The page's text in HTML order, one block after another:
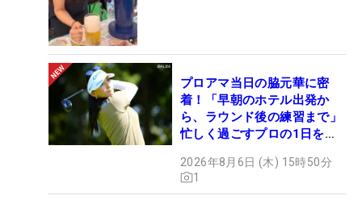
プロアマ当日の脇元華に密
着！「早朝のホテル出発か
ら、ラウンド後の練習まで」
忙しく過ごすプロの1日を公
2026年8月6日 (木) 15時50分
1